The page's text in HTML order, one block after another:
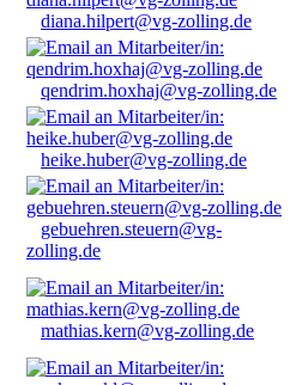
diana.hilpert@vg-zolling.de
qendrim.hoxhaj@vg-zolling.de
heike.huber@vg-zolling.de
gebuehren.steuern@vg-
zolling.de
mathias.kern@vg-zolling.de